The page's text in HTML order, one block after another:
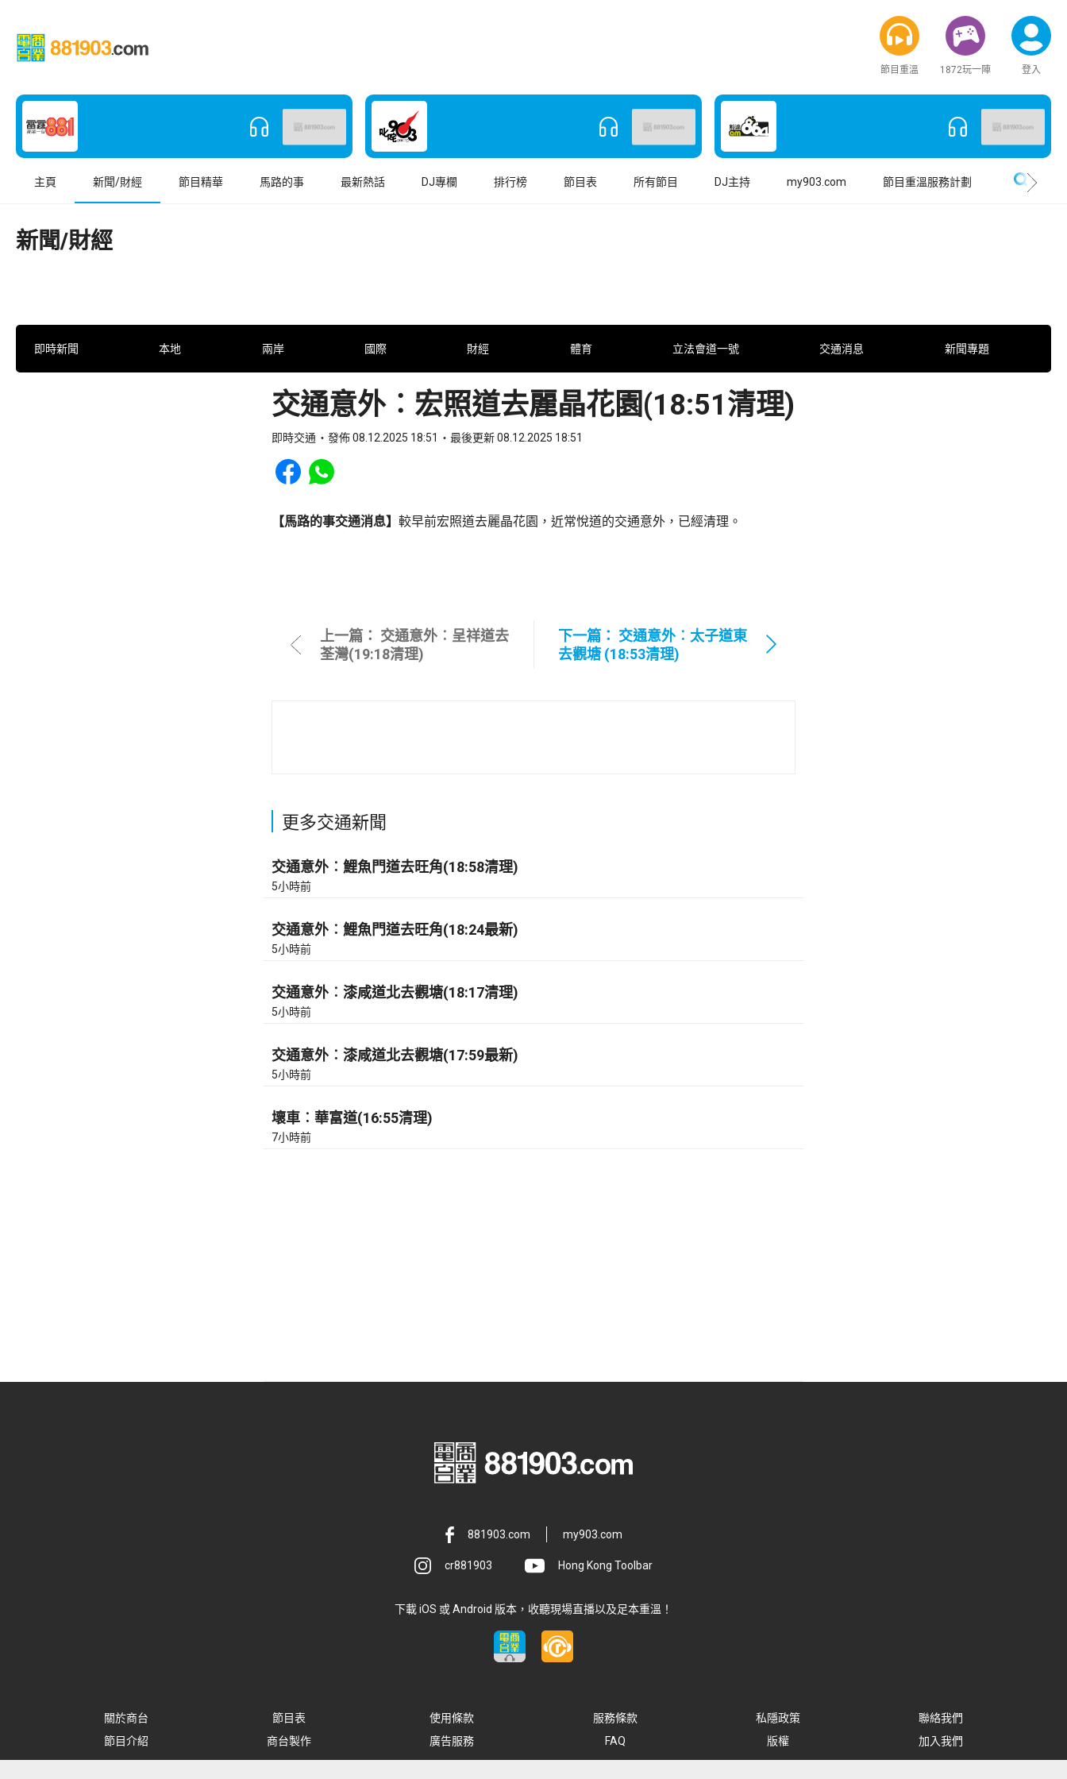
節目重溫 1872玩一陣 登入
主頁 新聞/財經 節目精華 馬路的事 最新熱話 DJ專欄 排行榜 節目表 所有節目 DJ主持 my903.com 節目重溫服務計劃
新聞/財經
即時新聞 本地 兩岸 國際 財經 體育 立法會道一號 交通消息 新聞專題
交通意外︰宏照道去麗晶花園(18:51清理)
即時交通 發佈 08.12.2025 18:51 最後更新 08.12.2025 18:51
Share to Facebook
Share to WhatsApp
【馬路的事交通消息】 較早前宏照道去麗晶花園，近常悅道的交通意外，已經清理。
上一篇： 交通意外︰呈祥道去
荃灣(19:18清理)
下一篇： 交通意外︰太子道東
去觀塘 (18:53清理)
更多交通新聞
交通意外︰鯉魚門道去旺角(18:58清理)
5小時前
交通意外︰鯉魚門道去旺角(18:24最新)
5小時前
交通意外︰漆咸道北去觀塘(18:17清理)
5小時前
交通意外︰漆咸道北去觀塘(17:59最新)
5小時前
壞車︰華富道(16:55清理)
7小時前
881903.com my903.com
cr881903 Hong Kong Toolbar
下載 iOS 或 Android 版本，收聽現場直播以及足本重溫！
關於商台 節目表 使用條款 服務條款 私隱政策
聯絡我們
節目介紹
商台製作 廣告服務 FAQ 版權 加入我們